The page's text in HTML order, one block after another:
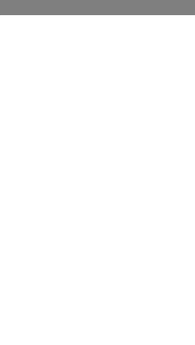
pdf, 501.6 kB, öppnas i nytt fönster.